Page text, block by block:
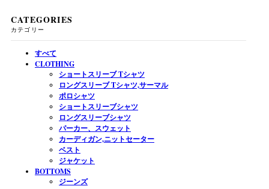
CATEGORIES
カテゴリー
すべて
CLOTHING
ショートスリーブ Tシャツ
ロングスリーブ Tシャツ,サーマル
ポロシャツ
ショートスリーブシャツ
ロングスリーブシャツ
パーカー、スウェット
カーディガン,ニットセーター
ベスト
ジャケット
BOTTOMS
ジーンズ